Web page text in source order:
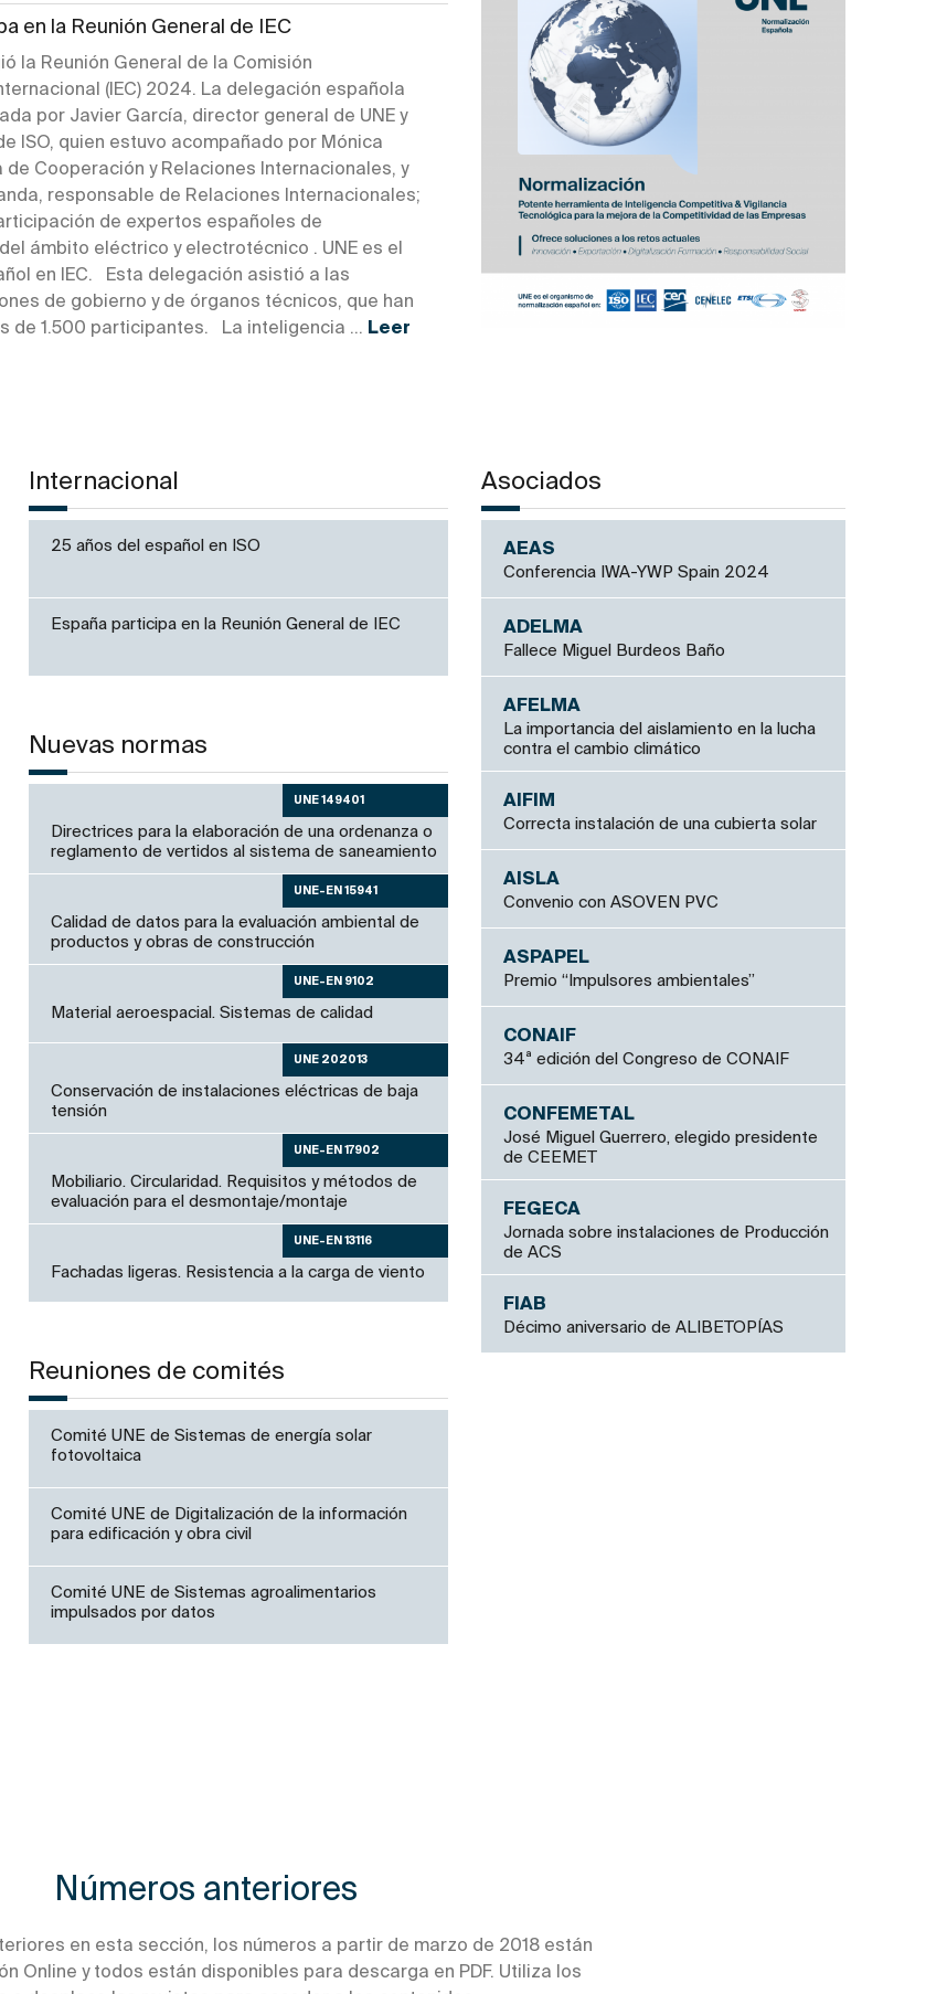
en la Reunión General de IEC
la Reunión General de la Comisión
(IEC) 2024. La delegación española
por Javier García, director general de UNE y
ISO, quien estuvo acompañado por Mónica
de Cooperación y Relaciones Internacionales, y
responsable de Relaciones Internacionales;
de expertos españoles de
ámbito eléctrico y electrotécnico . UNE es el
en IEC. Esta delegación asistió a las
de gobierno y de órganos técnicos, que han
de 1.500 participantes. La inteligencia ... Leer
Asociados
AEAS
Conferencia IWA-YWP Spain 2024
ADELMA
Fallece Miguel Burdeos Baño
AFELMA
La importancia del aislamiento en la lucha
contra el cambio climático
AIFIM
Correcta instalación de una cubierta solar
AISLA
Convenio con ASOVEN PVC
ASPAPEL
Premio “Impulsores ambientales”
CONAIF
34ª edición del Congreso de CONAIF
CONFEMETAL
José Miguel Guerrero, elegido presidente
de CEEMET
FEGECA
Jornada sobre instalaciones de Producción
de ACS
FIAB
Décimo aniversario de ALIBETOPÍAS
Internacional
25 años del español en ISO
España participa en la Reunión General de IEC
Nuevas normas
UNE 149401
Directrices para la elaboración de una ordenanza o
reglamento de vertidos al sistema de saneamiento
UNE-EN 15941
Calidad de datos para la evaluación ambiental de
productos y obras de construcción
UNE-EN 9102
Material aeroespacial. Sistemas de calidad
UNE 202013
Conservación de instalaciones eléctricas de baja
tensión
UNE-EN 17902
Mobiliario. Circularidad. Requisitos y métodos de
evaluación para el desmontaje/montaje
UNE-EN 13116
Fachadas ligeras. Resistencia a la carga de viento
Reuniones de comités
Comité UNE de Sistemas de energía solar
fotovoltaica
Comité UNE de Digitalización de la información
para edificación y obra civil
Comité UNE de Sistemas agroalimentarios
impulsados por datos
Números anteriores
en esta sección, los números a partir de marzo de 2018 están
Online y todos están disponibles para descarga en PDF. Utiliza los